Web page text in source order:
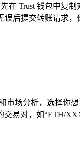
在 Trust 钱包中复
误后提交转账请求
市场分析，选择你
易对，如“ETH/